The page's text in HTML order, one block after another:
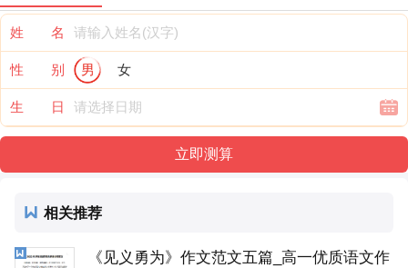
姓 名
性 别 男 女
生 日
相关推荐
《见义勇为》作文范文五篇_高一优质语文作